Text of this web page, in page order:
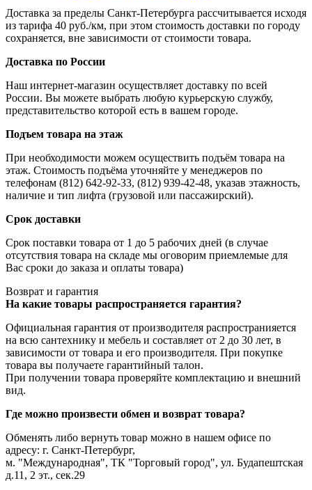
Доставка за пределы Санкт-Петербурга рассчитывается исходя
из тарифа 40 руб./км, при этом стоимость доставки по городу
сохраняется, вне зависимости от стоимости товара.
Доставка по России
Наш интернет-магазин осуществляет доставку по всей
России. Вы можете выбрать любую курьерскую службу,
представительство которой есть в вашем городе.
Подъем товара на этаж
При необходимости можем осуществить подъём товара на
этаж. Стоимость подъёма уточняйте у менеджеров по
телефонам (812) 642-92-33, (812) 939-42-48, указав этажность,
наличие и тип лифта (грузовой или пассажирский).
Срок доставки
Срок поставки товара от 1 до 5 рабочих дней (в случае
отсутствия товара на складе мы оговорим приемлемые для
Вас сроки до заказа и оплаты товара)
Возврат и гарантия
На какие товары распространяется гарантия?
Официальная гарантия от производителя распространияется
на всю сантехнику и мебель и составляет от 2 до 30 лет, в
зависимости от товара и его производителя. При покупке
товара вы получаете гарантийный талон.
При получении товара проверяйте комплектацию и внешний
вид.
Где можно произвести обмен и возврат товара?
Обменять либо вернуть товар можно в нашем офисе по
адресу: г. Санкт-Петербург,
м. "Международная", ТК "Торговый город", ул. Будапештская
д.11, 2 эт., сек.29